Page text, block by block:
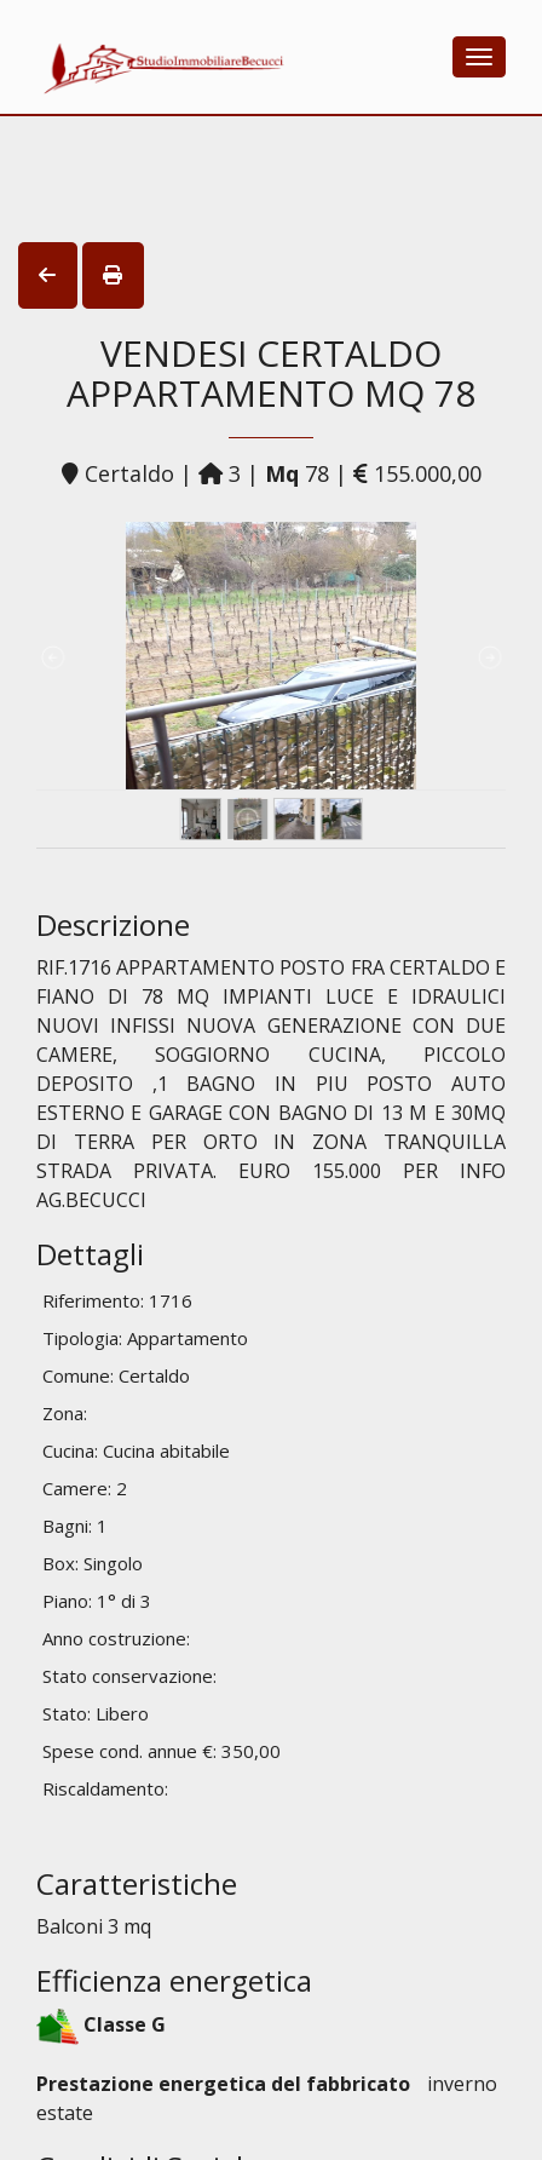
VENDESI CERTALDO
APPARTAMENTO MQ 78
Certaldo | 3 | Mq 78 | 155.000,00
Descrizione
RIF.1716 APPARTAMENTO POSTO FRA CERTALDO E
FIANO DI 78 MQ IMPIANTI LUCE E IDRAULICI
NUOVI INFISSI NUOVA GENERAZIONE CON DUE
CAMERE, SOGGIORNO CUCINA, PICCOLO
DEPOSITO ,1 BAGNO IN PIU POSTO AUTO
ESTERNO E GARAGE CON BAGNO DI 13 M E 30MQ
DI TERRA PER ORTO IN ZONA TRANQUILLA
STRADA PRIVATA. EURO 155.000 PER INFO
AG.BECUCCI
Dettagli
Riferimento: 1716
Tipologia: Appartamento
Comune: Certaldo
Zona:
Cucina: Cucina abitabile
Camere: 2
Bagni: 1
Box: Singolo
Piano: 1° di 3
Anno costruzione:
Stato conservazione:
Stato: Libero
Spese cond. annue €: 350,00
Riscaldamento:
Caratteristiche
Balconi 3 mq
Efficienza energetica
Classe G
Prestazione energetica del fabbricato
inverno
estate